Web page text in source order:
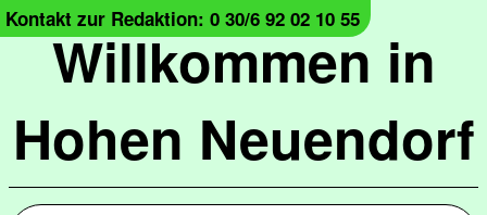
Willkommen in
Hohen Neuendorf
Kontakt zur Redaktion: 0 30/6 92 02 10 55